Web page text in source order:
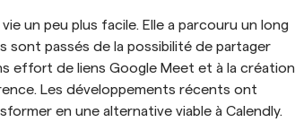
un peu plus facile. Elle a parcouru un long
sont passés de la possibilité de partager
effort de liens Google Meet et à la création
Les développements récents ont
en une alternative viable à Calendly.